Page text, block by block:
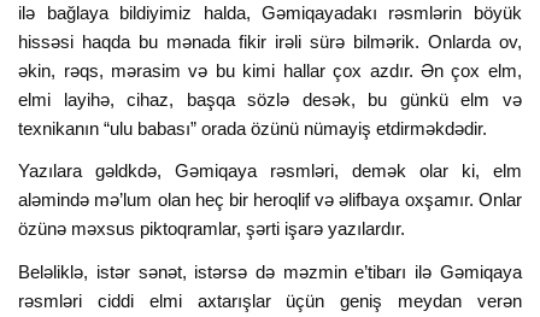
ilə bağlaya bildiyimiz halda, Gəmiqayadakı rəsmlərin böyük
hissəsi haqda bu mənada fikir irəli sürə bilmərik. Onlarda ov,
əkin, rəqs, mərasim və bu kimi hallar çox azdır. Ən çox elm,
elmi layihə, cihaz, başqa sözlə desək, bu günkü elm və
texnikanın “ulu babası” orada özünü nümayiş etdirməkdədir.
Yazılara gəldkdə, Gəmiqaya rəsmləri, demək olar ki, elm
aləmində mə’lum olan heç bir heroqlif və əlifbaya oxşamır. Onlar
özünə məxsus piktoqramlar, şərti işarə yazılardır.
Beləliklə, istər sənət, istərsə də məzmin e’tibarı ilə Gəmiqaya
rəsmləri ciddi elmi axtarışlar üçün geniş meydan verən